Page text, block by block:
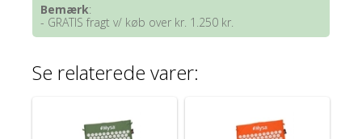
Bemærk:
- GRATIS fragt v/ køb over kr. 1.250 kr.
Se relaterede varer: